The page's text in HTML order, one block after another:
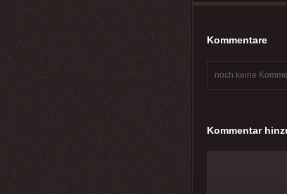
Kommentare
noch keine
Kommentar